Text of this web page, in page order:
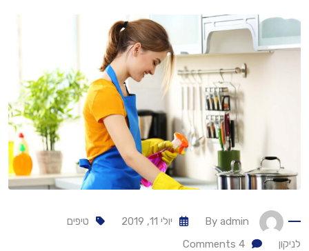
By admin יולי 11, 2019
טיפים
לניקון
4